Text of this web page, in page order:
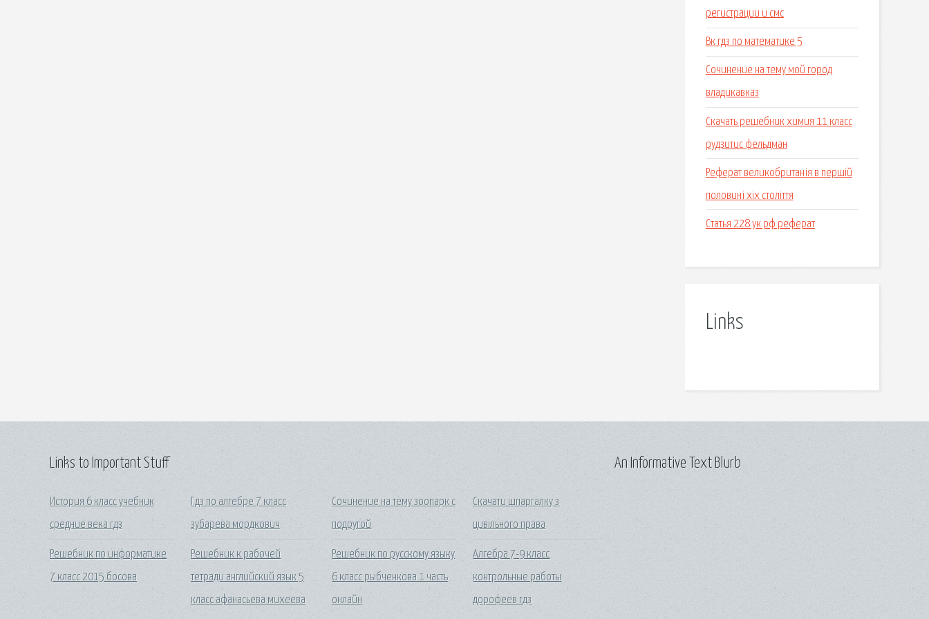
регистрации и смс
Вк гдз по математике 5
Сочинение на тему мой город
владикавказ
Скачать решебник химия 11 класс
рудзитис фельдман
Реферат великобританія в першій
половині хіх століття
Статья 228 ук рф реферат
Links
Links to Important Stuff
История 6 класс учебник
средние века гдз
Решебник по информатике
7 класс 2015 босова
Гдз по алгебре 7 класс
зубарева мордкович
Решебник к рабочей
тетради английский язык 5
класс афанасьева михеева
Сочинение на тему зоопарк с
подругой
Решебник по русскому языку
6 класс рыбченкова 1 часть
онлайн
Скачати шпаргалку з
цивільного права
Алгебра 7-9 класс
контрольные работы
дорофеев гдз
An Informative Text Blurb